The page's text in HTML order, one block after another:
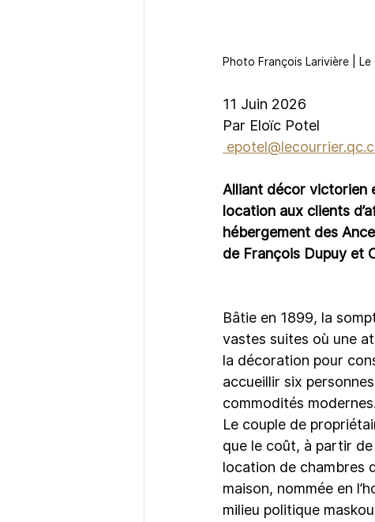
Photo François Larivière |
11 Juin 2026
Par Eloïc Potel
Alliant décor victorien
location aux clients
hébergement des
de François Dupuy et
Bâtie en 1899, la
vastes suites où une
la décoration pour
accueillir six
commodités modernes.
Le couple de
que le coût, à partir de
location de chambres
maison, nommée en
milieu politique